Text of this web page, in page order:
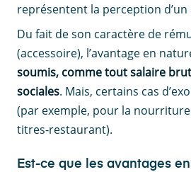
représentent la perception d’un
Du fait de son caractère de
(accessoire), l’avantage en
soumis, comme tout salaire
sociales. Mais, certains cas
(par exemple, pour la nourriture
titres-restaurant).
Est-ce que les avantages